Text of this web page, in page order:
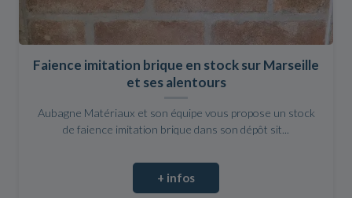
Faience imitation brique en stock sur Marseille
et ses alentours
Aubagne Matériaux et son équipe vous propose un stock
de faience imitation brique dans son dépôt sit...
+ infos